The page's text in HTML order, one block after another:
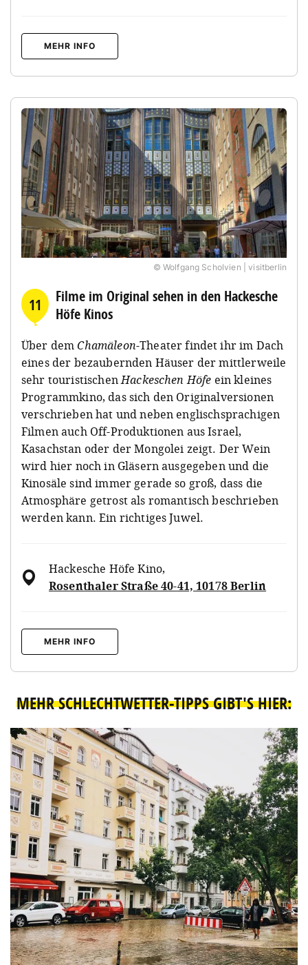
MEHR INFO
© Wolfgang Scholvien | visitberlin
11
Filme im Original sehen in den Hackesche
Höfe Kinos
Über demChamäleon-Theater findet ihr im Dach
eines der bezaubernden Häuser der mittlerweile
sehr touristischenHackeschen Höfe ein kleines
Programmkino, das sich den Originalversionen
verschrieben hat und neben englischsprachigen
Filmen auch Off-Produktionen aus Israel,
Kasachstan oder der Mongolei zeigt. Der Wein
wird hier noch in Gläsern ausgegeben und die
Kinosäle sind immer gerade so groß, dass die
Atmosphäre getrost als romantisch beschrieben
werden kann. Ein richtiges Juwel.
Hackesche Höfe Kino,
Rosenthaler Straße 40-41, 10178 Berlin
MEHR INFO
MEHR SCHLECHTWETTER-TIPPS GIBT'S HIER: